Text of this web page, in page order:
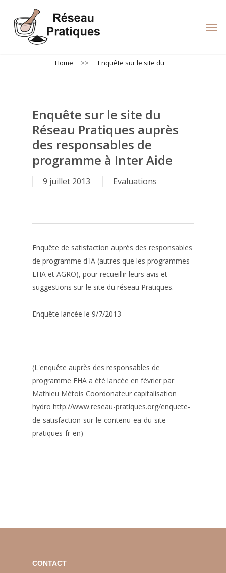
main
Home >> Enquête sur le site du
Enquête sur le site du
Réseau Pratiques auprès
des responsables de
programme à Inter Aide
9 juillet 2013 Evaluations
Enquête de satisfaction auprès des responsables
de programme d'IA (autres que les programmes
EHA et AGRO), pour recueillir leurs avis et
suggestions sur le site du réseau Pratiques.
Enquête lancée le 9/7/2013
(L'enquête auprès des responsables de
programme EHA a été lancée en février par
Mathieu Métois Coordonateur capitalisation
hydro http://www.reseau-pratiques.org/enquete-
de-satisfaction-sur-le-contenu-ea-du-site-
pratiques-fr-en)
CONTACT